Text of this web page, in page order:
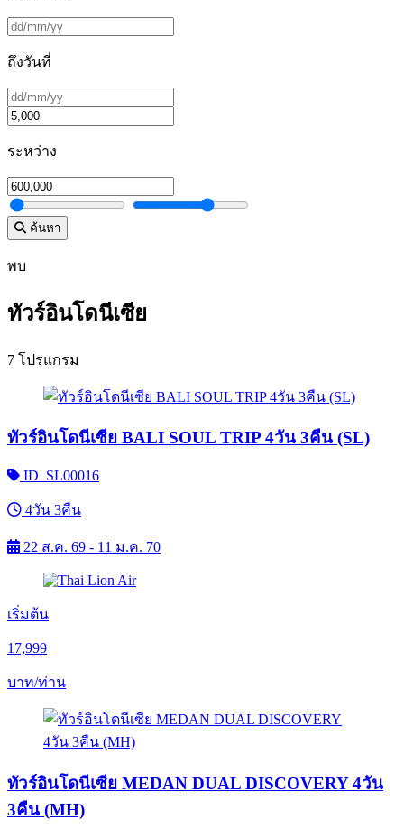
ถึงวันที่
ระหว่าง
ค้นหา
พบ
ทัวร์อินโดนีเซีย
7 โปรแกรม
ทัวร์อินโดนีเซีย BALI SOUL TRIP 4วัน 3คืน (SL)
ID_SL00016
4วัน 3คืน
22 ส.ค. 69 - 11 ม.ค. 70
เริ่มต้น
17,999
บาท/ท่าน
ทัวร์อินโดนีเซีย MEDAN DUAL DISCOVERY 4วัน
3คืน (MH)